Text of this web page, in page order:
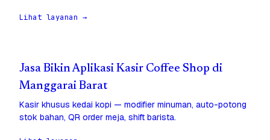
Lihat layanan →
Jasa Bikin Aplikasi Kasir Coffee Shop di
Manggarai Barat
Kasir khusus kedai kopi — modifier minuman, auto-potong
stok bahan, QR order meja, shift barista.